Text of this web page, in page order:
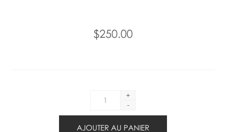
$250.00
+
-